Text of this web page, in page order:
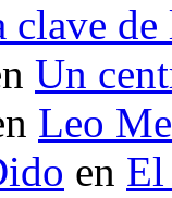
clave
Un
Leo
en El